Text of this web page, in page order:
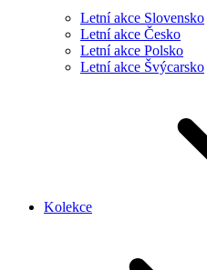
Letní akce Slovensko
Letní akce Česko
Letní akce Polsko
Letní akce Švýcarsko
Kolekce